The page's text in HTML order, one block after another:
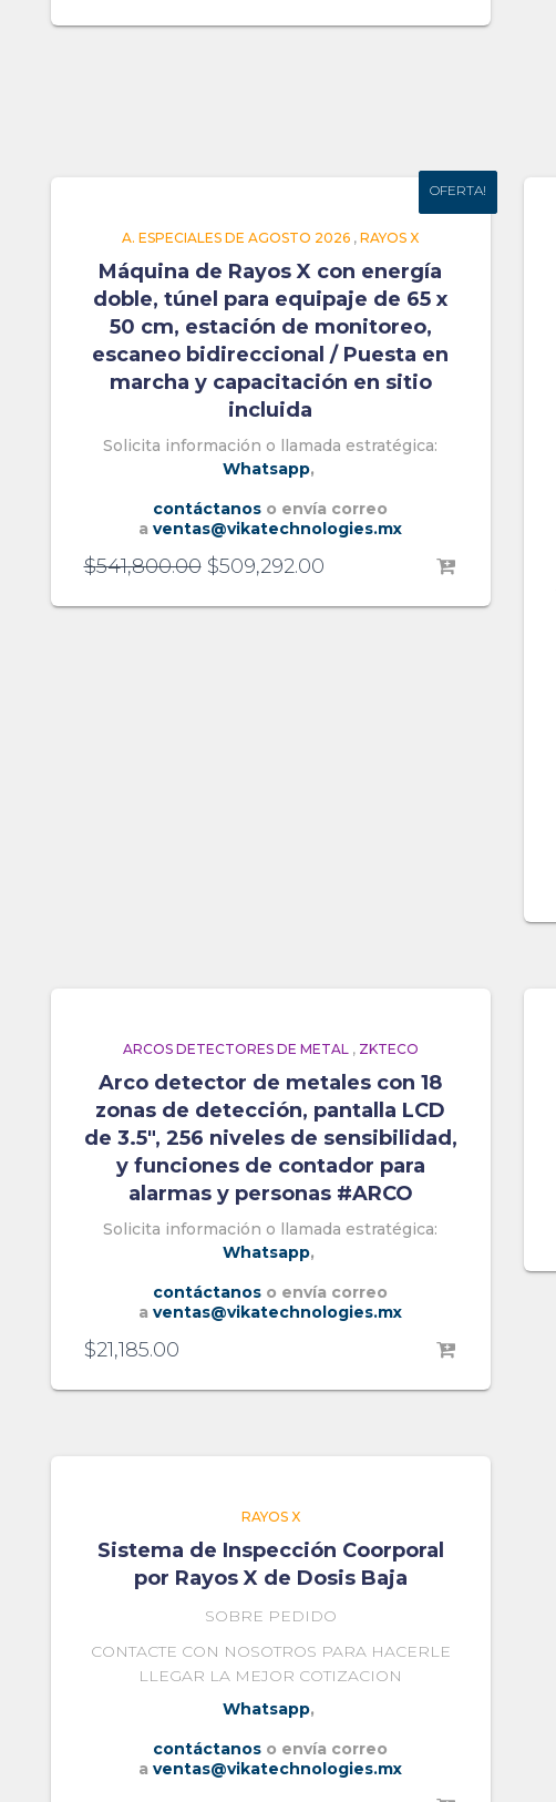
OFERTA!
OFERTA!
A. ESPECIALES DE AGOSTO 2026 ,RAYOS X
Máquina de Rayos X con energía
doble, túnel para equipaje de 65 x
50 cm, estación de monitoreo,
escaneo bidireccional / Puesta en
marcha y capacitación en sitio
incluida
Solicita información o llamada estratégica:
Whatsapp,
contáctanos o envía correo
aventas@vikatechnologies.mx
$541,800.00 $509,292.00
ARCOS DETECTORES DE METAL, ZKTECO
Arco detector de metales con 18
zonas de detección, pantalla LCD
de 3.5″, 256 niveles de sensibilidad,
y funciones de contador para
alarmas y personas #ARCO
Solicita información o llamada estratégica:
Whatsapp,
contáctanos o envía correo
aventas@vikatechnologies.mx
$21,185.00
RAYOS X
Sistema de Inspección Coorporal
por Rayos X de Dosis Baja
SOBRE PEDIDO
CONTACTE CON NOSOTROS PARA HACERLE
LLEGAR LA MEJOR COTIZACION
Whatsapp,
contáctanos o envía correo
aventas@vikatechnologies.mx